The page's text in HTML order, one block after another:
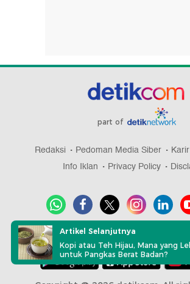
part of
Redaksi Pedoman Media Siber Karir
Info Iklan
Privacy Policy
Download aplikasi detikcom
Artikel Selanjutnya
Kopi atau Teh Hijau, Mana yang
untuk Pangkas Berat Badan?